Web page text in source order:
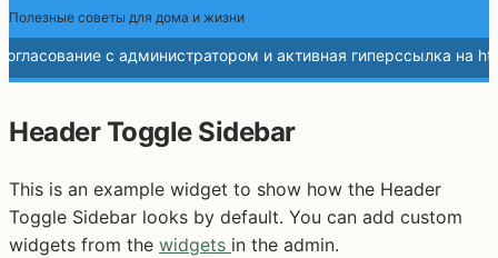
Полезные советы для дома и жизни
Header Toggle Sidebar
This is an example widget to show how the Header
Toggle Sidebar looks by default. You can add custom
widgets from the widgets in the admin.